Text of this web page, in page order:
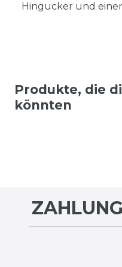
Hingucker und
Produkte, die
könnten